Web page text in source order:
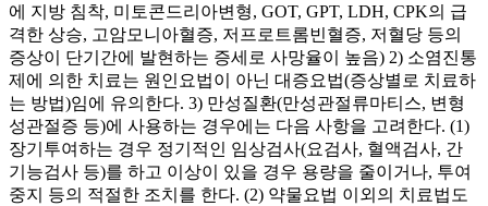
에 지방 침착, 미토콘드리아변형, GOT, GPT, LDH, CPK의 급
격한 상승, 고암모니아혈증, 저프로트롬빈혈증, 저혈당 등의
증상이 단기간에 발현하는 증세로 사망율이 높음) 2) 소염진통
제에 의한 치료는 원인요법이 아닌 대증요법(증상별로 치료하
는 방법)임에 유의한다. 3) 만성질환(만성관절류마티스, 변형
성관절증 등)에 사용하는 경우에는 다음 사항을 고려한다. (1)
장기투여하는 경우 정기적인 임상검사(요검사, 혈액검사, 간
기능검사 등)를 하고 이상이 있을 경우 용량을 줄이거나, 투여
중지 등의 적절한 조치를 한다. (2) 약물요법 이외의 치료법도